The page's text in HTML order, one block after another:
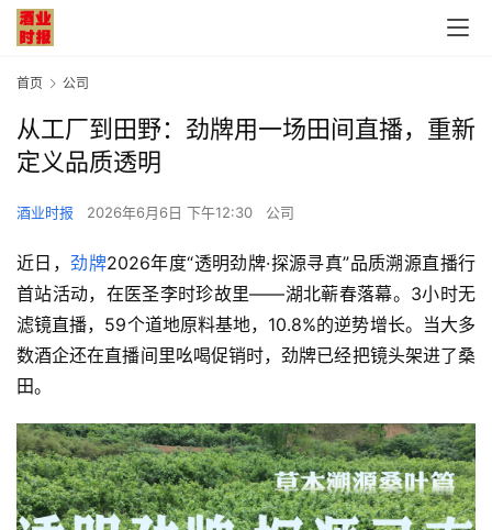
首页 公司
从工厂到田野：劲牌用一场田间直播，重新
定义品质透明
酒业时报 2026年6月6日 下午12:30 公司
近日，劲牌2026年度“透明劲牌·探源寻真”品质溯源直播行
首站活动，在医圣李时珍故里——湖北蕲春落幕。 3小时无
滤镜直播，59个道地原料基地，10.8%的逆势增长。当大多
数酒企还在直播间里吆喝促销时，劲牌已经把镜头架进了桑
田。